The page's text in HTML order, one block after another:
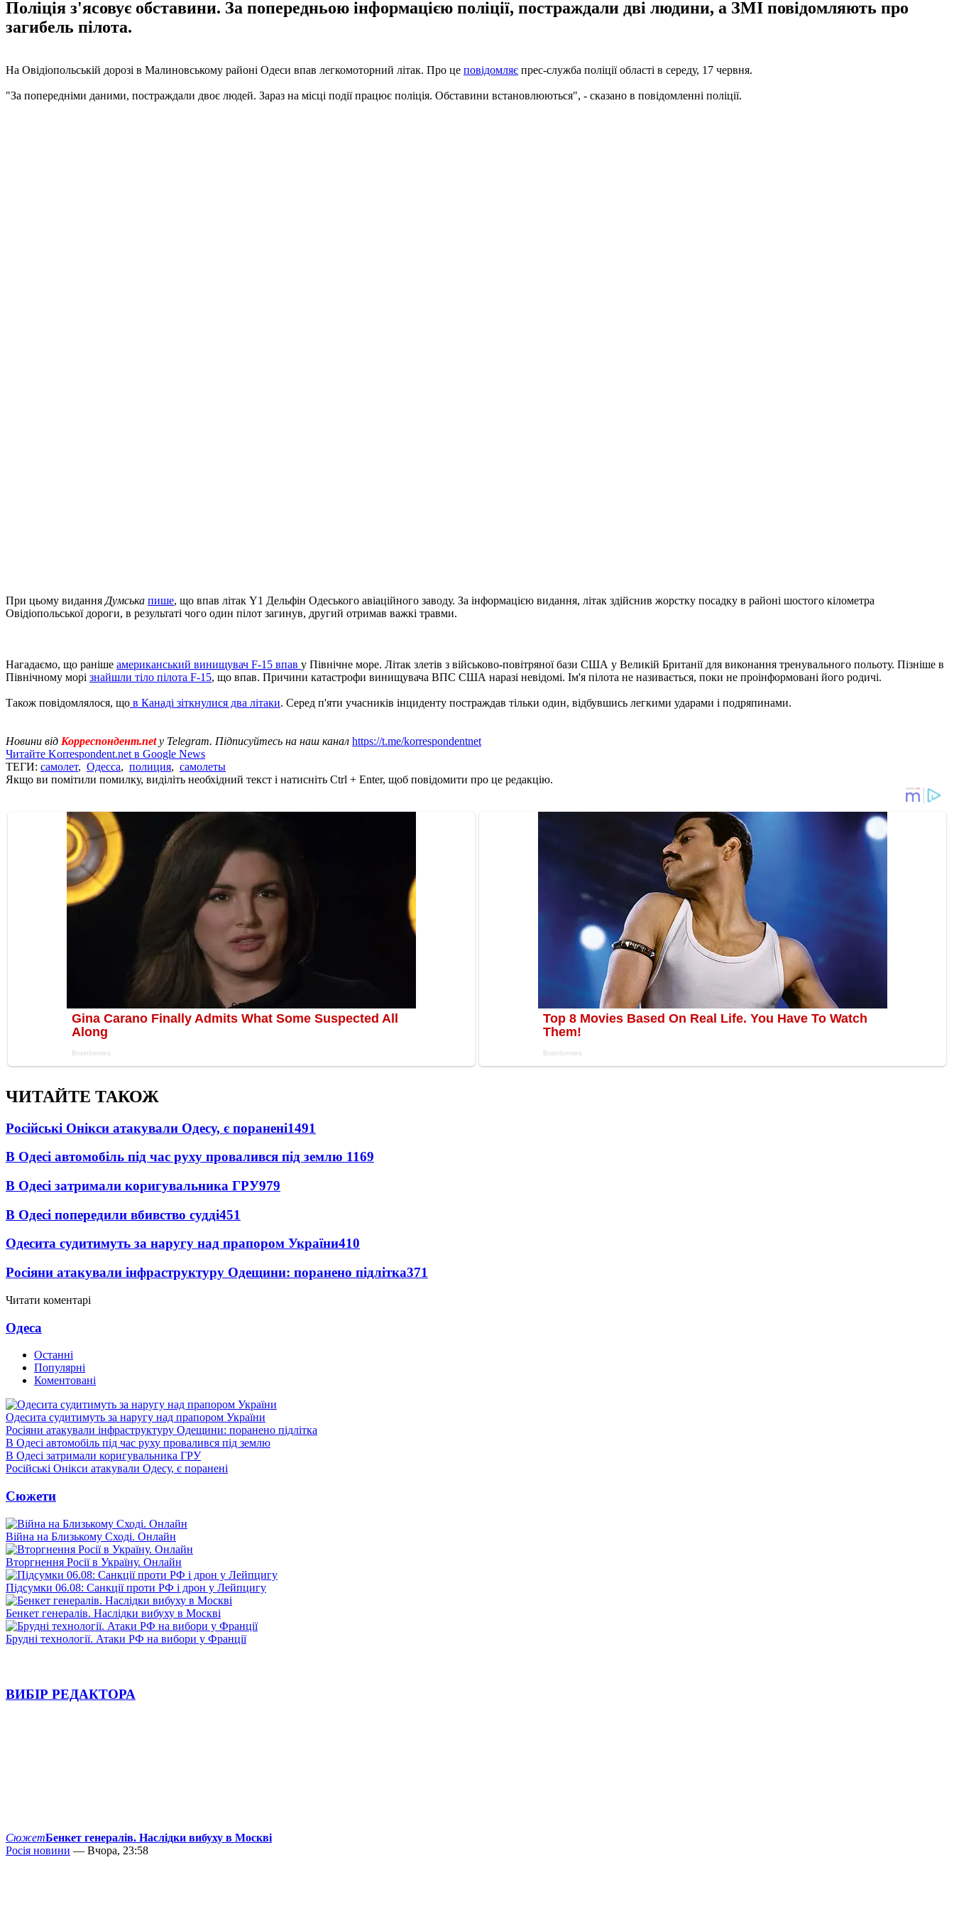
Поліція з'ясовує обставини. За попередньою інформацією поліції, постраждали дві людини, а ЗМІ повідомляють про
загибель пілота.
На Овідіопольській дорозі в Малиновському районі Одеси впав легкомоторний літак. Про це повідомляє прес-служба поліції області в середу, 17 червня.
"За попередніми даними, постраждали двоє людей. Зараз на місці події працює поліція. Обставини встановлюються", - сказано в повідомленні поліції.
При цьому видання Думська пише, що впав літак Y1 Дельфін Одеського авіаційного заводу. За інформацією видання, літак здійснив жорстку посадку в районі шостого кілометра
Овідіопольської дороги, в результаті чого один пілот загинув, другий отримав важкі травми.
Нагадаємо, що раніше американський винищувач F-15 впав у Північне море. Літак злетів з військово-повітряної бази США у Великій Британії для виконання тренувального польоту. Пізніше в
Північному морі знайшли тіло пілота F-15, що впав. Причини катастрофи винищувача ВПС США наразі невідомі. Ім'я пілота не називається, поки не проінформовані його родичі.
Також повідомлялося, що в Канаді зіткнулися два літаки. Серед п'яти учасників інциденту постраждав тільки один, відбувшись легкими ударами і подряпинами.
Новини від Корреспондент.net у Telegram. Підписуйтесь на наш канал https://t.me/korrespondentnet
Читайте Korrespondent.net в Google News
ТЕГИ: самолет, Одесса, полиция, самолеты
Якщо ви помітили помилку, виділіть необхідний текст і натисніть Ctrl + Enter, щоб повідомити про це редакцію.
ЧИТАЙТЕ ТАКОЖ
Російські Онікси атакували Одесу, є поранені1491
В Одесі автомобіль під час руху провалився під землю 1169
В Одесі затримали коригувальника ГРУ979
В Одесі попередили вбивство судді451
Одесита судитимуть за наругу над прапором України410
Росіяни атакували інфраструктуру Одещини: поранено підлітка371
Читати коментарі
Одеса
Останні
Популярні
Коментовані
Одесита судитимуть за наругу над прапором України
Росіяни атакували інфраструктуру Одещини: поранено підлітка
В Одесі автомобіль під час руху провалився під землю
В Одесі затримали коригувальника ГРУ
Російські Онікси атакували Одесу, є поранені
Сюжети
Війна на Близькому Сході. Онлайн
Вторгнення Росії в Україну. Онлайн
Підсумки 06.08: Санкції проти РФ і дрон у Лейпцигу
Бенкет генералів. Наслідки вибуху в Москві
Брудні технології. Атаки РФ на вибори у Франції
ВИБІР РЕДАКТОРА
СюжетБенкет генералів. Наслідки вибуху в Москві
Росія новини — Вчора, 23:58